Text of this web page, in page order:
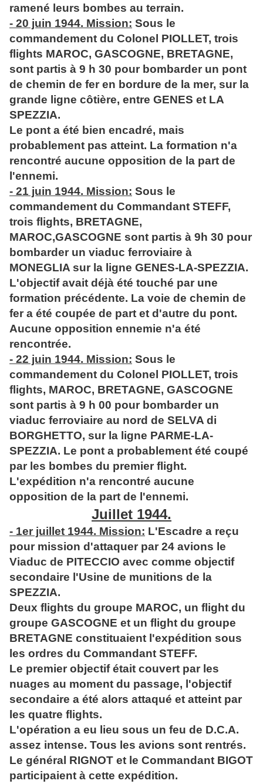
ramené leurs bombes au terrain.
- 20 juin 1944. Mission: Sous le
commandement du Colonel PIOLLET, trois
flights MAROC, GASCOGNE, BRETAGNE,
sont partis à 9 h 30 pour bombarder un pont
de chemin de fer en bordure de la mer, sur la
grande ligne côtière, entre GENES et LA
SPEZZIA.
Le pont a été bien encadré, mais
probablement pas atteint. La formation n'a
rencontré aucune opposition de la part de
l'ennemi.
- 21 juin 1944. Mission: Sous le
commandement du Commandant STEFF,
trois flights, BRETAGNE,
MAROC,GASCOGNE sont partis à 9h 30 pour
bombarder un viaduc ferroviaire à
MONEGLIA sur la ligne GENES-LA-SPEZZIA.
L'objectif avait déjà été touché par une
formation précédente. La voie de chemin de
fer a été coupée de part et d'autre du pont.
Aucune opposition ennemie n'a été
rencontrée.
- 22 juin 1944. Mission: Sous le
commandement du Colonel PIOLLET, trois
flights, MAROC, BRETAGNE, GASCOGNE
sont partis à 9 h 00 pour bombarder un
viaduc ferroviaire au nord de SELVA di
BORGHETTO, sur la ligne PARME-LA-
SPEZZIA. Le pont a probablement été coupé
par les bombes du premier flight.
L'expédition n'a rencontré aucune
opposition de la part de l'ennemi.
Juillet 1944.
- 1er juillet 1944. Mission: L'Escadre a reçu
pour mission d'attaquer par 24 avions le
Viaduc de PITECCIO avec comme objectif
secondaire l'Usine de munitions de la
SPEZZIA.
Deux flights du groupe MAROC, un flight du
groupe GASCOGNE et un flight du groupe
BRETAGNE constituaient l'expédition sous
les ordres du Commandant STEFF.
Le premier objectif était couvert par les
nuages au moment du passage, l'objectif
secondaire a été alors attaqué et atteint par
les quatre flights.
L'opération a eu lieu sous un feu de D.C.A.
assez intense. Tous les avions sont rentrés.
Le général RIGNOT et le Commandant BIGOT
participaient à cette expédition.